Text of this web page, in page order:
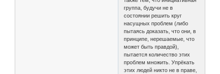
группа, будучи не в
состоянии решить круг
насущных проблем (либо
пытаясь доказать, что они, в
принципе, нерешаемые, что
может быть правдой),
пытается количество этих
проблем множить. Упрёкать
этих людей никто не в праве,